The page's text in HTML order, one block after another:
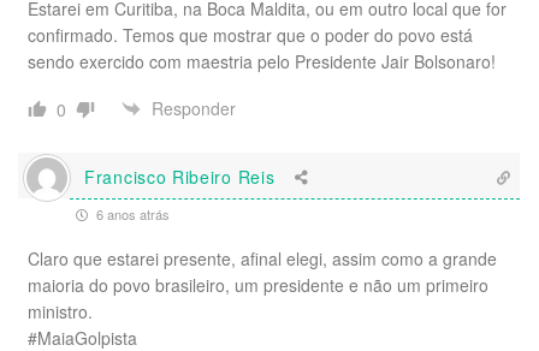
Estarei em Curitiba, na Boca Maldita, ou em outro local que for
confirmado. Temos que mostrar que o poder do povo está
sendo exercido com maestria pelo Presidente Jair Bolsonaro!
0
Responder
Francisco Ribeiro Reis
6 anos atrás
Claro que estarei presente, afinal elegi, assim como a grande
maioria do povo brasileiro, um presidente e não um primeiro
ministro.
#MaiaGolpista